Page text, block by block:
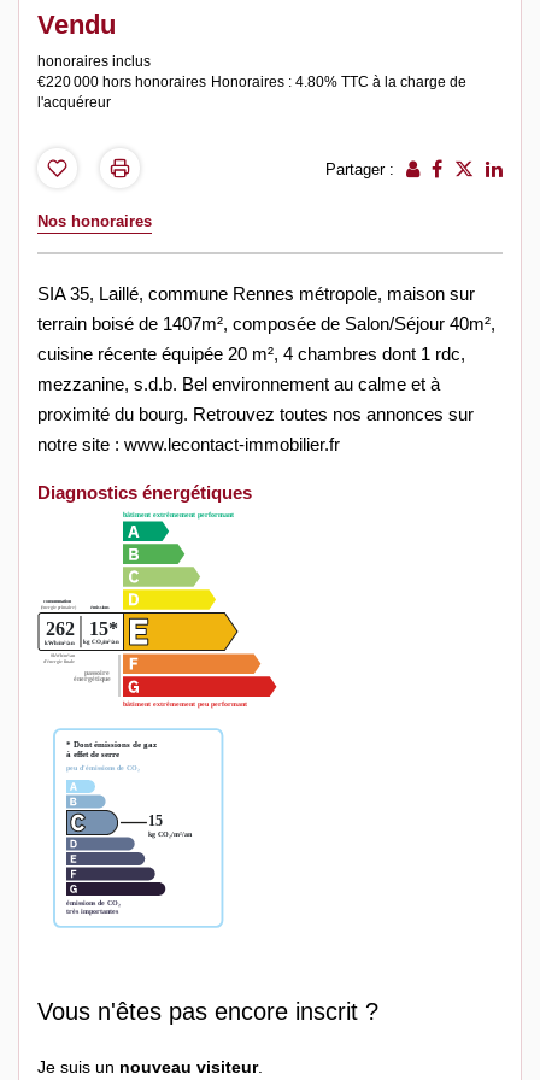
Vendu
honoraires inclus
€220 000 hors honoraires Honoraires : 4.80% TTC à la charge de
l'acquéreur
Partager :
Nos honoraires
SIA 35, Laillé, commune Rennes métropole, maison sur
terrain boisé de 1407m², composée de Salon/Séjour 40m²,
cuisine récente équipée 20 m², 4 chambres dont 1 rdc,
mezzanine, s.d.b. Bel environnement au calme et à
proximité du bourg. Retrouvez toutes nos annonces sur
notre site : www.lecontact-immobilier.fr
Diagnostics énergétiques
Vous n'êtes pas encore inscrit ?
Je suis un nouveau visiteur.